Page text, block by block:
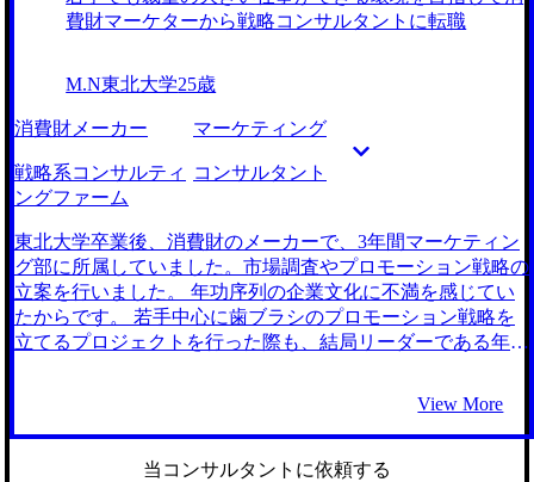
転職できたことが嬉しいです。 高橋さんに教えていただ
き、対策はしていたのですが、かなりプレッシャーをかけて
固まってしまい落選してしまいました。 そのせいで面接に
「そこは気にしなくて大丈夫です。ちゃんと受け答えはでき
てるので、忘れて次に備えましょう。良い練習になったと思
いましょう。」ととても手厚くフォローしてくれたので、自
信を失うことなく志望度の高い面接ではしっかりと受け答え
ができました。 転職前は年収500万円、転職後は年収650万
円になりました。 SCMの専門性を磨きながら、コンサルタ
ントとしてのスキルを磨きたいと思っています。今はITに対
する見識も浅いので、パッケージ製品への知識も広げて、専
門性の幅を増やしていき、どんな課題にも対処できるコンサ
業職など幅広く検討しましたが、最終的に自分のオーダーに
かなりコンサルタントに近いと気づかせてくれるきっかけに
なったのが、高橋さんとの初回面談でした。ワンプール制の
ファームであれば、業界や領域に縛られず、少しずつ自分の
志向性や専門性を探していけるということが分かったのは良
かったです。 また仮にコンサルティングファームが合わな
いポジションで入れる可能性が高いと言われ、非常に前向き
に考えられました。 コンサルティングファームのことを全
く知らない状態からのスタートだったので、丁寧にコンサル
ティングファームやその後のキャリアについて教えていただ
けたことが非常に良かったです。 また、コンサルタントの
と、このぐらい応募して、その中でこれぐらい書類通過し
て、最終的に複数内定を取れるように頑張りましょう」と具
体的な見通しを教えてもらえたので、書類落ちや面接落ちが
費財マーケターから戦略コンサルタントに転職
M.N東北大学25歳
消費財メーカー マーケティング
戦略系コンサルティ
ングファーム
コンサルタント
東北大学卒業後、消費財のメーカーで、3年間マーケティン
グ部に所属していました。市場調査やプロモーション戦略の
立案を行いました。 年功序列の企業文化に不満を感じてい
たからです。 若手中心に歯ブラシのプロモーション戦略を
立てるプロジェクトを行った際も、結局リーダーである年長
感じ、これをきっかけに前職への不満を感じるようになりま
した。 そして、もっと裁量を持って仕事ができる成長環境
を求めるようになりました。 コンサルタントとして働く友
View More
当コンサルタントに依頼する